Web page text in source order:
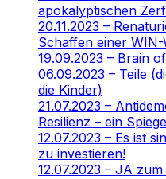
apokalyptischen
20.11.2023 –
Schaffen einer
19.09.2023 – Brain
06.09.2023 – Teile
die Kinder)
21.07.2023 –
Resilienz – ein
12.07.2023 – Es ist
zu investieren!
12.07.2023 – JA